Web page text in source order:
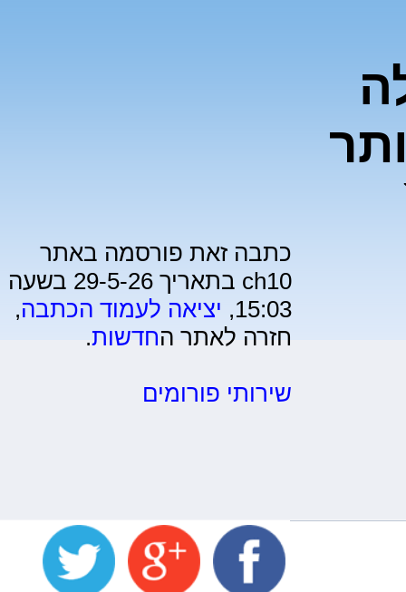
כתבה זאת פורסמה באתר
ch10 בתאריך 29-5-26 בשעה
15:03, יציאה לעמוד הכתבה,
חזרה לאתר החדשות.
שירותי פורומים